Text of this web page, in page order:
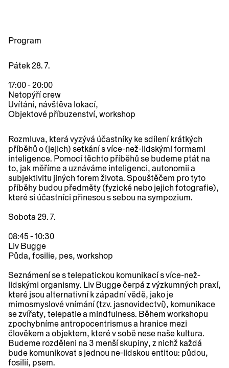
Program
Pátek 28. 7.
17:00 - 20:00
Netopýří crew
Uvítání, návštěva lokací,
Objektové příbuzenství, workshop
Rozmluva, která vyzývá účastníky ke sdílení krátkých
příběhů o (jejich) setkání s více-než-lidskými formami
inteligence. Pomocí těchto příběhů se budeme ptát na
to, jak měříme a uznáváme inteligenci, autonomii a
subjektivitu jiných forem života. Spouštěčem pro tyto
příběhy budou předměty (fyzické nebo jejich fotografie),
které si účastníci přinesou s sebou na sympozium.
Sobota 29. 7.
08:45 - 10:30
Liv Bugge
Půda, fosilie, pes, workshop
Seznámení se s telepatickou komunikací s více-než-
lidskými organismy. Liv Bugge čerpá z výzkumných praxí,
které jsou alternativní k západní vědě, jako je
mimosmyslové vnímání (tzv. jasnovidectví), komunikace
se zvířaty, telepatie a mindfulness. Během workshopu
zpochybníme antropocentrismus a hranice mezi
člověkem a objektem, které v sobě nese naše kultura.
Budeme rozděleni na 3 menší skupiny, z nichž každá
bude komunikovat s jednou ne-lidskou entitou: půdou,
fosilií, psem.